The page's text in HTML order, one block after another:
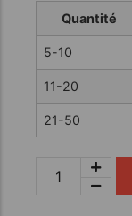
Quantité
5-10
11-20
21-50